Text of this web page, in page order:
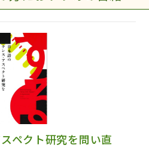
ペクト研究を問い直